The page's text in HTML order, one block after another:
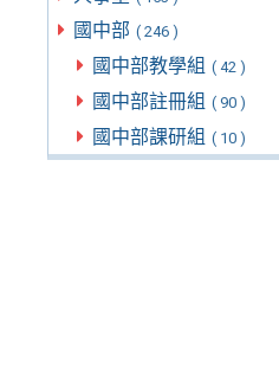
國中部 ( 246 )
國中部教學組 ( 42 )
國中部註冊組 ( 90 )
國中部課研組 ( 10 )